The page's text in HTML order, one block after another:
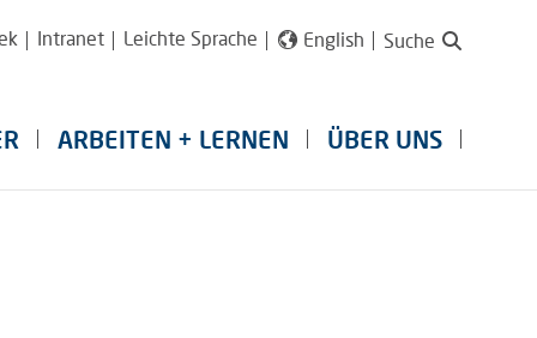
Intranet Leichte Sprache English Suche
ARBEITEN + LERNEN ÜBER UNS